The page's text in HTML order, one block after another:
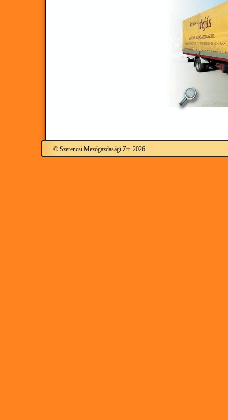
© Szerencsi Mezőgazdasági Zrt. 2026